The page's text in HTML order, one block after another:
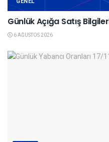
Günlük Açığa Satış
6 AĞUSTOS 2026